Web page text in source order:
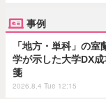
事例
「地方・単科」の室
学が示した大学DX
箋
2026.8.4 Tue 12:15